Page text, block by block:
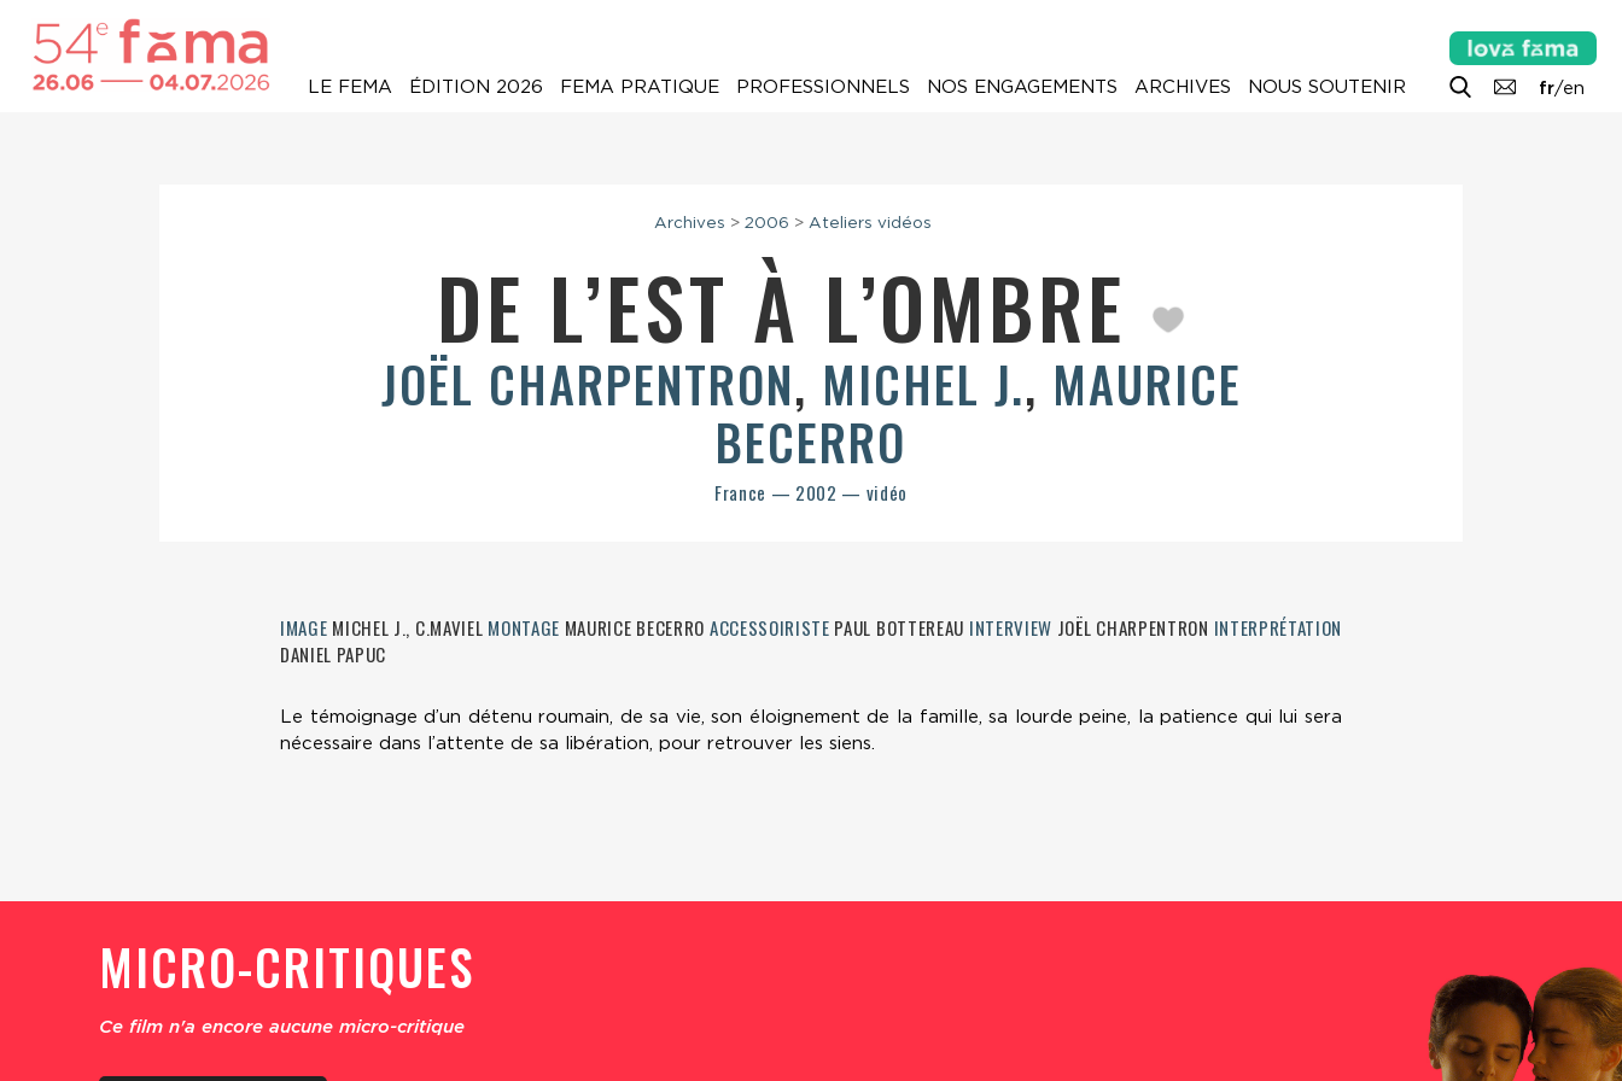
fr/en
LE FEMA ÉDITION 2026 FEMA PRATIQUE PROFESSIONNELS NOS ENGAGEMENTS ARCHIVES NOUS SOUTENIR
Archives > 2006 > Ateliers vidéos
DE L’EST À L’OMBRE
JOËL CHARPENTRON, MICHEL J., MAURICE
BECERRO
France — 2002 — vidéo
IMAGE MICHEL J., C.MAVIEL MONTAGE MAURICE BECERRO ACCESSOIRISTE PAUL BOTTEREAU INTERVIEW JOËL CHARPENTRON INTERPRÉTATION
DANIEL PAPUC
Le témoignage d’un détenu roumain, de sa vie, son éloignement de la famille, sa lourde peine, la patience qui lui sera
nécessaire dans l’attente de sa libération, pour retrouver les siens.
MICRO-CRITIQUES
Ce film n'a encore aucune micro-critique